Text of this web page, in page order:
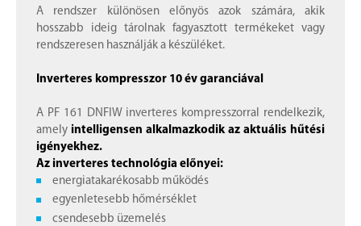
A rendszer különösen előnyös azok számára, akik
hosszabb ideig tárolnak fagyasztott termékeket vagy
rendszeresen használják a készüléket.
Inverteres kompresszor 10 év garanciával
A PF 161 DNFIW inverteres kompresszorral rendelkezik,
amely intelligensen alkalmazkodik az aktuális hűtési
igényekhez.
Az inverteres technológia előnyei:
energiatakarékosabb működés
egyenletesebb hőmérséklet
csendesebb üzemelés